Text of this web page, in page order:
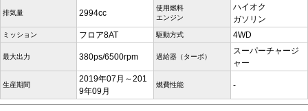
排気量 2994cc
使用燃料
エンジン
ハイオク
ガソリン
ミッション フロア8AT 駆動方式 4WD
最大出力 380ps/6500rpm 過給器（ターボ）
スーパーチャージ
ャー
生産期間
2019年07月～201
9年09月
燃費性能 -